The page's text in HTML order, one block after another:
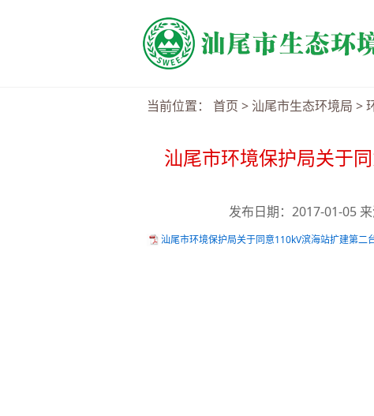
当前位置： 首页 > 汕尾市生态环境局 >
汕尾市环境保护局关于
发布日期：2017-01-05
汕尾市环境保护局关于同意110kV滨海站扩建第